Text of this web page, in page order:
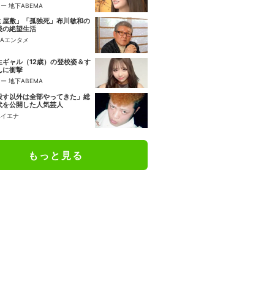
地下ABEMA
屋敷」「孤独死」布川敏和の
の絶望生活
エンタメ
ギャル（12歳）の登校姿＆す
に衝撃
地下ABEMA
す以外は全部やってきた」総
を公開した人気芸人
エナ
もっと見る